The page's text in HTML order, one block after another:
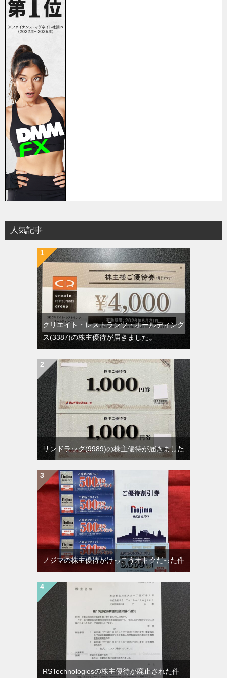
人気記事
クリエイト・レストランツ・ホールディング
ス(3387)の株主優待が届きました。
サンドラッグ(9989)の株主優待が届きました
ノジマの株主優待がけっこうオトクだった件
RSTechnologiesの株主優待が廃止された件